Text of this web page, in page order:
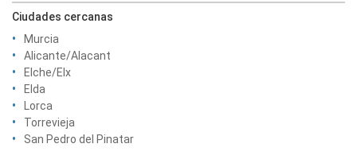
Ciudades cercanas
Murcia
Alicante/Alacant
Elche/Elx
Elda
Lorca
Torrevieja
San Pedro del Pinatar